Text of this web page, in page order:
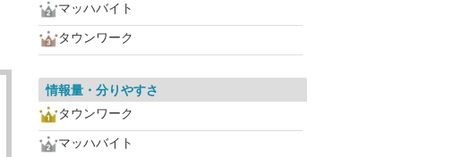
マッハバイト
タウンワーク
情報量・分りやすさ
タウンワーク
マッハバイト